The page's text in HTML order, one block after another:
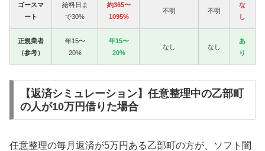
ゴースマ
ート
給料日ま
で30%
約365〜
1095%
不明 不明
な
し
正規業者
（参考）
年15〜
20%
年15〜
20%
なし なし
あ
り
【返済シミュレーション】任意整理中の乙部町
の人が10万円借りた場合
任意整理の毎月返済が5万円ある乙部町の方が、ソフト闇